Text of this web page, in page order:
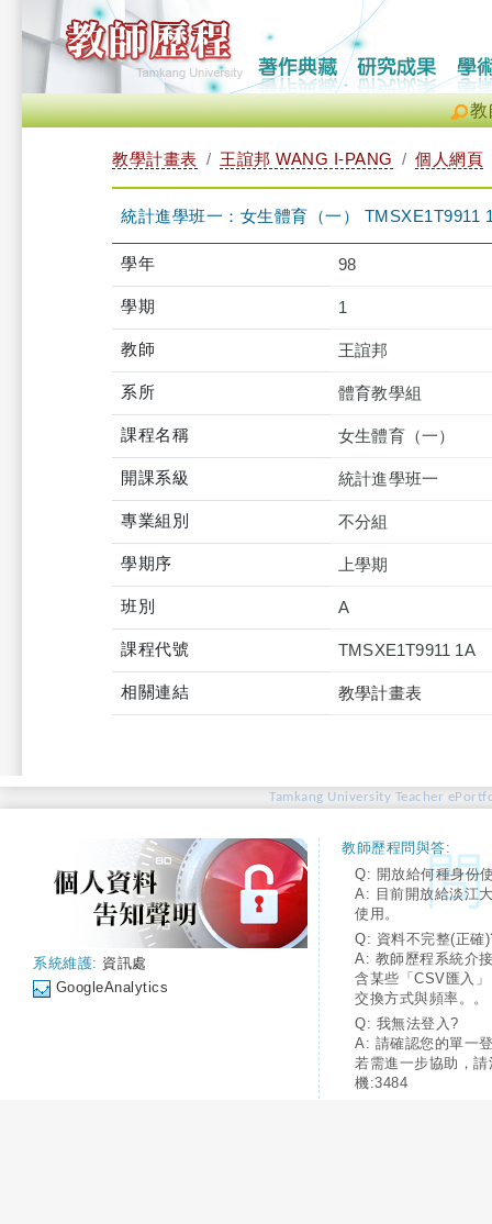
教
教學計畫表 王誼邦 WANG I-PANG 個人網頁
統計進學班一：女生體育（一） TMSXE1T9911
學年 98
學期 1
教師 王誼邦
系所 體育教學組
課程名稱 女生體育（一）
開課系級 統計進學班一
專業組別 不分組
學期序 上學期
班別 A
課程代號 TMSXE1T9911 1A
相關連結 教學計畫表
Tamkang University Teacher
系統維護: 資訊處
GoogleAnalytics
教師歷程問與答:
Q: 開放給何種身份
A: 目前開放給淡江
使用。
Q: 資料不完整(正確
A: 教師歷程系統介
含某些「CSV匯入
交換方式與頻率。。
Q: 我無法登入?
A: 請確認您的單一
若需進一步協助，
機:3484